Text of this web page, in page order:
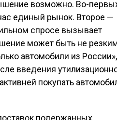
возможно. Во-
единый рынок. Второе —
спросе вызывает
может быть не
автомобили из
введения
покупать
подержанных